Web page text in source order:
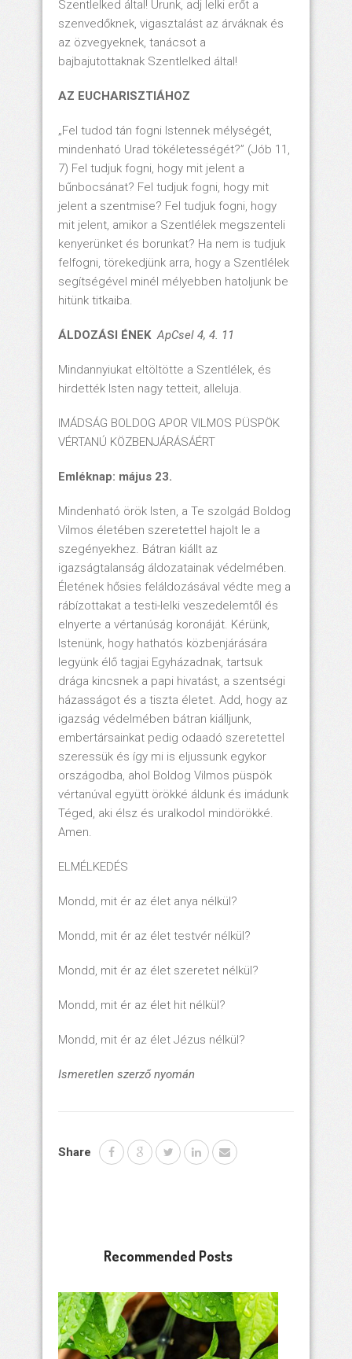
Szentlelked által! Urunk, adj lelki erőt a
szenvedőknek, vigasztalást az árváknak és
az özvegyeknek, tanácsot a
bajbajutottaknak Szentlelked által!
AZ EUCHARISZTIÁHOZ
„Fel tudod tán fogni Istennek mélységét,
mindenható Urad tökéletességét?” (Jób 11,
7) Fel tudjuk fogni, hogy mit jelent a
bűnbocsánat? Fel tudjuk fogni, hogy mit
jelent a szentmise? Fel tudjuk fogni, hogy
mit jelent, amikor a Szentlélek megszenteli
kenyerünket és borunkat? Ha nem is tudjuk
felfogni, törekedjünk arra, hogy a Szentlélek
segítségével minél mélyebben hatoljunk be
hitünk titkaiba.
ÁLDOZÁSI ÉNEK ApCsel 4, 4. 11
Mindannyiukat eltöltötte a Szentlélek, és
hirdették Isten nagy tetteit, alleluja.
IMÁDSÁG BOLDOG APOR VILMOS PÜSPÖK
VÉRTANÚ KÖZBENJÁRÁSÁÉRT
Emléknap: május 23.
Mindenható örök Isten, a Te szolgád Boldog
Vilmos életében szeretettel hajolt le a
szegényekhez. Bátran kiállt az
igazságtalanság áldozatainak védelmében.
Életének hősies feláldozásával védte meg a
rábízottakat a testi-lelki veszedelemtől és
elnyerte a vértanúság koronáját. Kérünk,
Istenünk, hogy hathatós közbenjárására
legyünk élő tagjai Egyházadnak, tartsuk
drága kincsnek a papi hivatást, a szentségi
házasságot és a tiszta életet. Add, hogy az
igazság védelmében bátran kiálljunk,
embertársainkat pedig odaadó szeretettel
szeressük és így mi is eljussunk egykor
országodba, ahol Boldog Vilmos püspök
vértanúval együtt örökké áldunk és imádunk
Téged, aki élsz és uralkodol mindörökké.
Amen.
ELMÉLKEDÉS
Mondd, mit ér az élet anya nélkül?
Mondd, mit ér az élet testvér nélkül?
Mondd, mit ér az élet szeretet nélkül?
Mondd, mit ér az élet hit nélkül?
Mondd, mit ér az élet Jézus nélkül?
Ismeretlen szerző nyomán
Share
Recommended Posts